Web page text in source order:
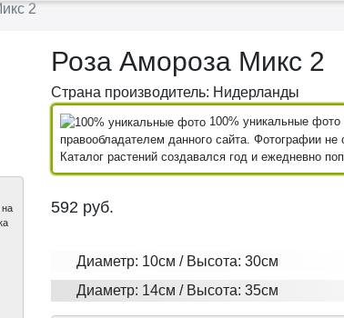
2
на
Роза Амороза Микс 2
Страна производитель: Нидерланды
100% уникальные
правообладателем данного сайта. Фотографии не
Каталог растений создавался год и ежедневно
592 руб.
Диаметр: 10см / Высота: 30см
Диаметр: 14см / Высота: 35см